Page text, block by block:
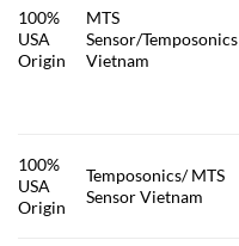
100%
USA
Origin
MTS
Sensor/Temposonics
Vietnam
100%
USA
Origin
Temposonics/ MTS
Sensor Vietnam